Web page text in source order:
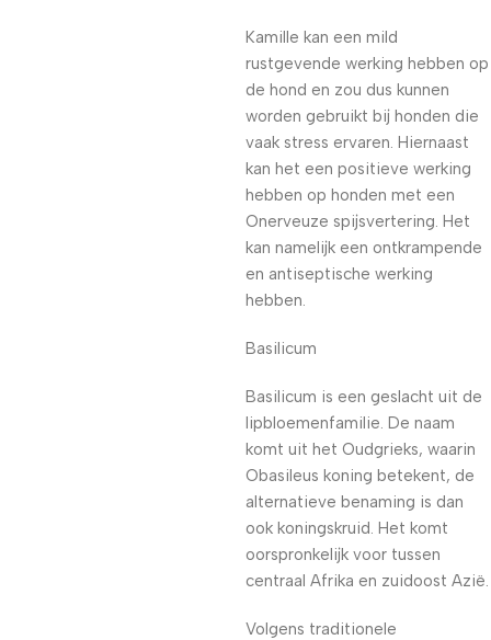
Kamille kan een mild
rustgevende werking hebben op
de hond en zou dus kunnen
worden gebruikt bij honden die
vaak stress ervaren. Hiernaast
kan het een positieve werking
hebben op honden met een
Onerveuze spijsvertering. Het
kan namelijk een ontkrampende
en antiseptische werking
hebben.
Basilicum
Basilicum is een geslacht uit de
lipbloemenfamilie. De naam
komt uit het Oudgrieks, waarin
Obasileus koning betekent, de
alternatieve benaming is dan
ook koningskruid. Het komt
oorspronkelijk voor tussen
centraal Afrika en zuidoost Azië.
Volgens traditionele